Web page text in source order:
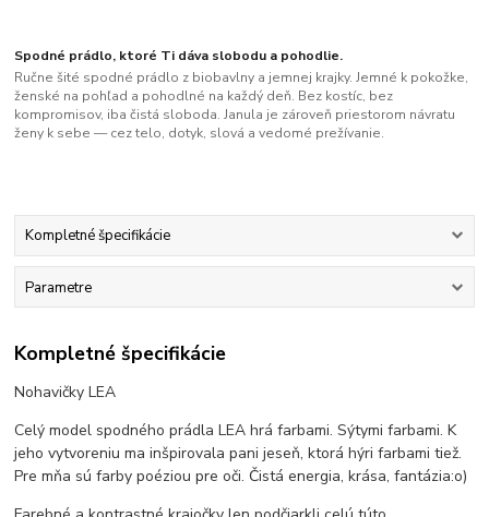
Spodné prádlo, ktoré Ti dáva slobodu a pohodlie.
Ručne šité spodné prádlo z biobavlny a jemnej krajky. Jemné k pokožke,
ženské na pohľad a pohodlné na každý deň. Bez kostíc, bez
kompromisov, iba čistá sloboda. Janula je zároveň priestorom návratu
ženy k sebe — cez telo, dotyk, slová a vedomé prežívanie.
Kompletné špecifikácie
Parametre
Kompletné špecifikácie
Nohavičky LEA
Celý model spodného prádla LEA hrá farbami. Sýtymi farbami. K
jeho vytvoreniu ma inšpirovala pani jeseň, ktorá hýri farbami tiež.
Pre mňa sú farby poéziou pre oči. Čistá energia, krása, fantázia:o)